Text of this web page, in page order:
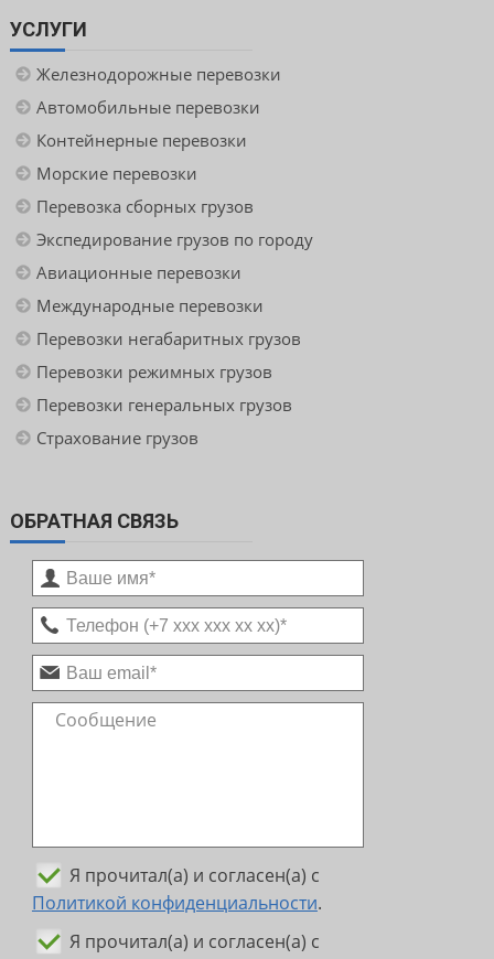
УСЛУГИ
Железнодорожные перевозки
Автомобильные перевозки
Контейнерные перевозки
Морские перевозки
Перевозка сборных грузов
Экспедирование грузов по городу
Авиационные перевозки
Международные перевозки
Перевозки негабаритных грузов
Перевозки режимных грузов
Перевозки генеральных грузов
Страхование грузов
ОБРАТНАЯ СВЯЗЬ
Я прочитал(а) и согласен(а) с
Политикой конфиденциальности.
Я прочитал(а) и согласен(а) с